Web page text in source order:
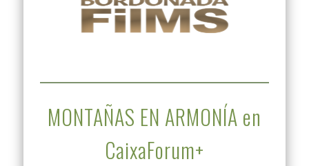
MONTAÑAS EN ARMONÍA en
CaixaForum+